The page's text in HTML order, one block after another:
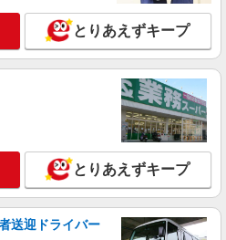
笑顔の待つ場所！デイサービスの
迎STAFF
円〜2125円 ＜日払い有/週払い有/交
通勤OK
詳細を見る
とりあえずキープ
とりあえずキープ
送迎ドライバー